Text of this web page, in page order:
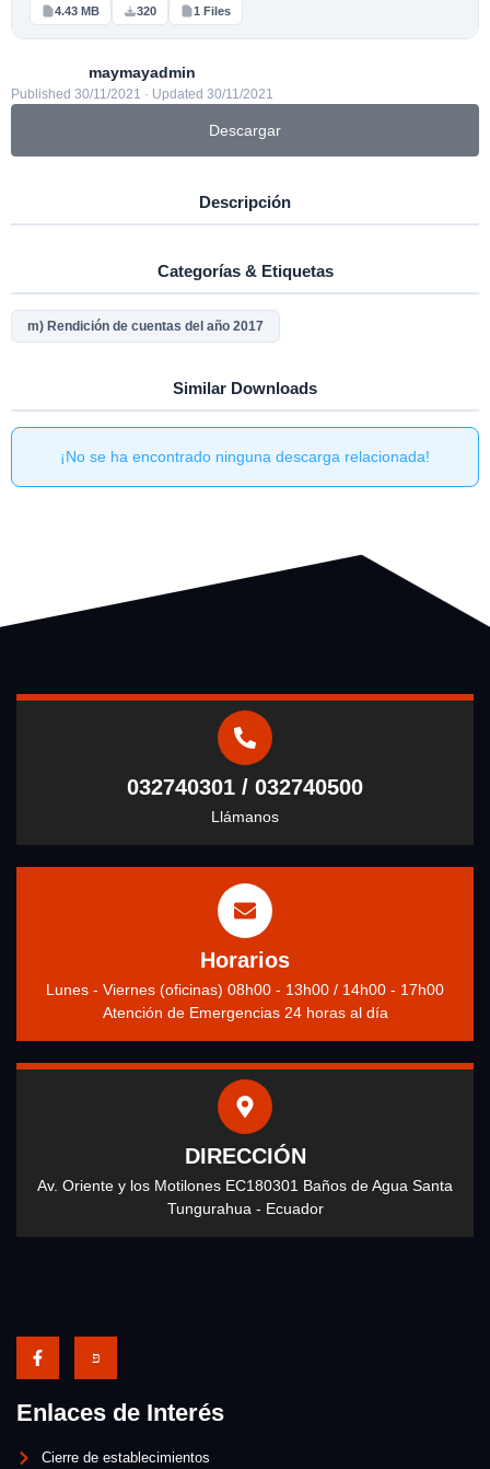
4.43 MB 320 1 Files
maymayadmin
Published 30/11/2021 · Updated 30/11/2021
Descargar
Descripción
Categorías & Etiquetas
m) Rendición de cuentas del año 2017
Similar Downloads
¡No se ha encontrado ninguna descarga relacionada!
032740301 / 032740500
Llámanos
Horarios
Lunes - Viernes (oficinas) 08h00 - 13h00 / 14h00 - 17h00
Atención de Emergencias 24 horas al día
DIRECCIÓN
Av. Oriente y los Motilones EC180301 Baños de Agua Santa
Tungurahua - Ecuador
Enlaces de Interés
Cierre de establecimientos